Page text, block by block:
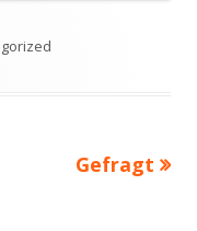
Nächster
Gefragt